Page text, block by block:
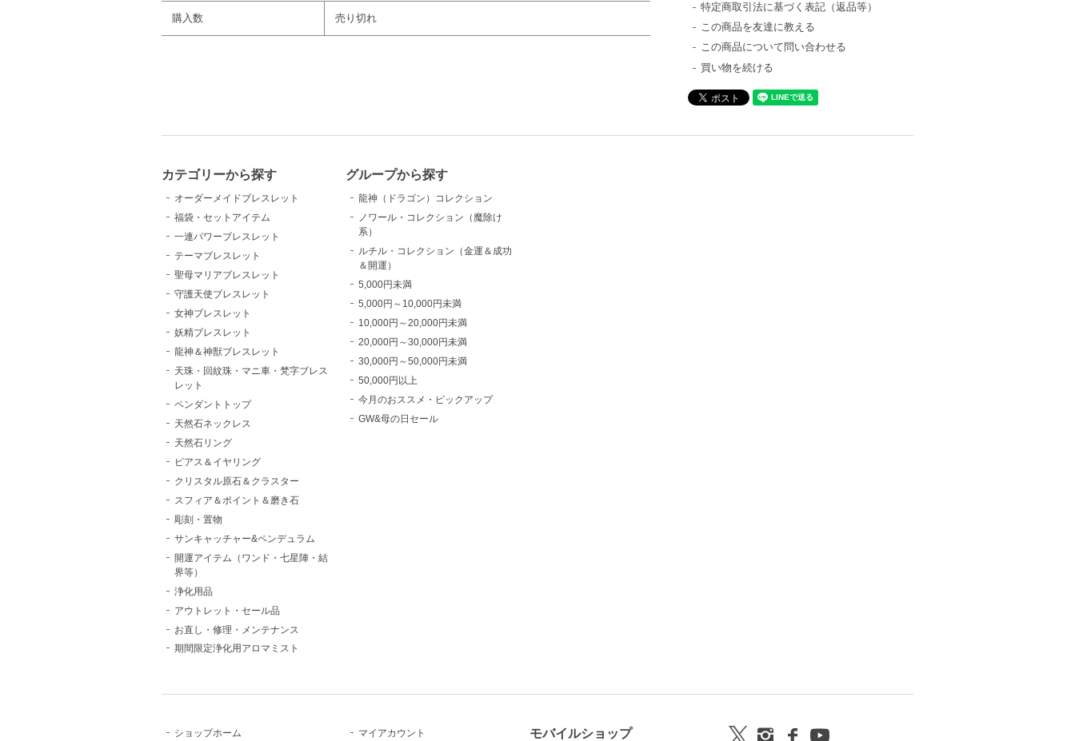
購入数 売り切れ
特定商取引法に基づく表記（返品等）
この商品を友達に教える
この商品について問い合わせる
買い物を続ける
カテゴリーから探す
オーダーメイドブレスレット
福袋・セットアイテム
一連パワーブレスレット
テーマブレスレット
聖母マリアブレスレット
守護天使ブレスレット
女神ブレスレット
妖精ブレスレット
龍神＆神獣ブレスレット
天珠・回紋珠・マニ車・梵字ブレス
レット
ペンダントトップ
天然石ネックレス
天然石リング
ピアス＆イヤリング
クリスタル原石＆クラスター
スフィア＆ポイント＆磨き石
彫刻・置物
サンキャッチャー&ペンデュラム
開運アイテム（ワンド・七星陣・結
界等）
浄化用品
アウトレット・セール品
お直し・修理・メンテナンス
期間限定浄化用アロマミスト
グループから探す
龍神（ドラゴン）コレクション
ノワール・コレクション（魔除け
系）
ルチル・コレクション（金運＆成功
＆開運）
5,000円未満
5,000円～10,000円未満
10,000円～20,000円未満
20,000円～30,000円未満
30,000円～50,000円未満
50,000円以上
今月のおススメ・ピックアップ
GW&母の日セール
ショップホーム マイアカウント モバイルショップ